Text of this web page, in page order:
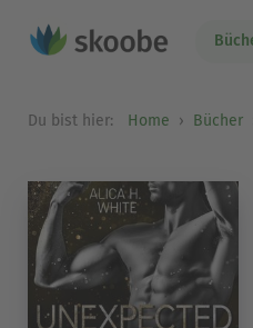
Du bist hier: Home Bücher